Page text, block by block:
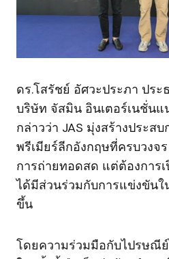
ดร.โสรัชย์ อัศวะประภา ประ
บริษัท จัสมิน อินเตอร์เนชั่น
กล่าวว่า JAS มุ่งสร้างประส
พรีเมียร์ลีกอังกฤษที่ครบวงจ
การถ่ายทอดสด แต่ต้องการ
ได้มีส่วนร่วมกับการแข่งขัน
ขึ้น
โดยความร่วมมือกับไปรษณีย์